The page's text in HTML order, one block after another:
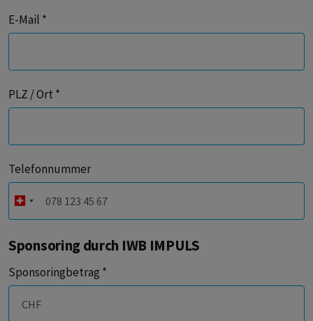
E-Mail *
PLZ / Ort *
Telefonnummer
Sponsoring durch IWB IMPULS
Sponsoringbetrag *